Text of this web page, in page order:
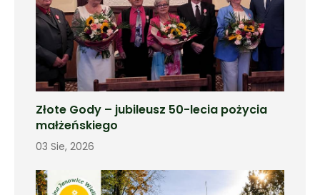
Złote Gody – jubileusz 50-lecia pożycia
małżeńskiego
03 Sie, 2026